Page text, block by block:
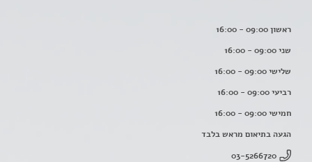
ראשון 09:00 - 16:00
שני 09:00 - 16:00
שלישי 09:00 - 16:00
רביעי 09:00 - 16:00
חמישי 09:00 - 16:00
הגעה בתיאום מראש בלבד
03-5266720